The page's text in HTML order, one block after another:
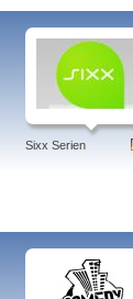
Sixx Serien